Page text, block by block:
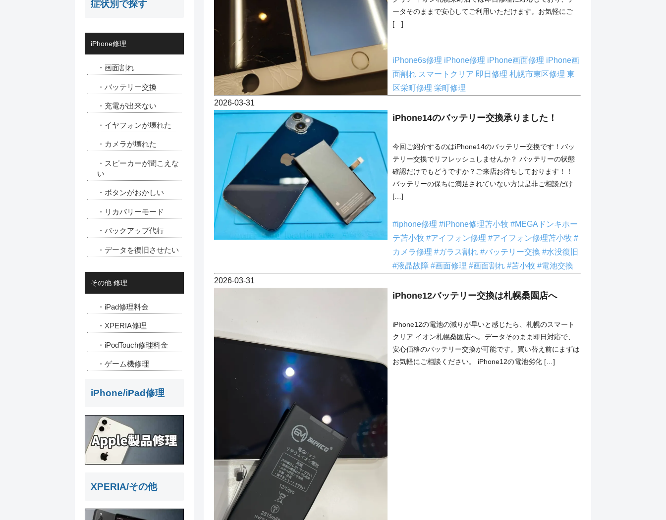
ータそのままで安心してご利用いただけます。お気軽にご
[…]
iPhone6s修理 iPhone修理 iPhone画面修理 iPhone画
面割れ スマートクリア 即日修理 札幌市東区修理 東
区栄町修理 栄町修理
2026-03-31
iPhone14のバッテリー交換承りました！
今回ご紹介するのはiPhone14のバッテリー交換です！バッ
テリー交換でリフレッシュしませんか？ バッテリーの状態
確認だけでもどうですか？ご来店お待ちしております！！
バッテリーの保ちに満足されていない方は是非ご相談だけ
[…]
#iphone修理 #iPhone修理苫小牧 #MEGAドンキホー
テ苫小牧 #アイフォン修理 #アイフォン修理苫小牧 #
カメラ修理 #ガラス割れ #バッテリー交換 #水没復旧
#液晶故障 #画面修理 #画面割れ #苫小牧 #電池交換
2026-03-31
iPhone12バッテリー交換は札幌桑園店へ
iPhone12の電池の減りが早いと感じたら、札幌のスマート
クリア イオン札幌桑園店へ。データそのまま即日対応で、
安心価格のバッテリー交換が可能です。買い替え前にまずは
お気軽にご相談ください。 iPhone12の電池劣化 […]
症状別で探す
iPhone修理
・画面割れ
・バッテリー交換
・充電が出来ない
・イヤフォンが壊れた
・カメラが壊れた
・スピーカーが聞こえな
い
・ボタンがおかしい
・リカバリーモード
・バックアップ代行
・データを復旧させたい
その他 修理
・iPad修理料金
・XPERIA修理
・iPodTouch修理料金
・ゲーム機修理
iPhone/iPad修理
XPERIA/その他